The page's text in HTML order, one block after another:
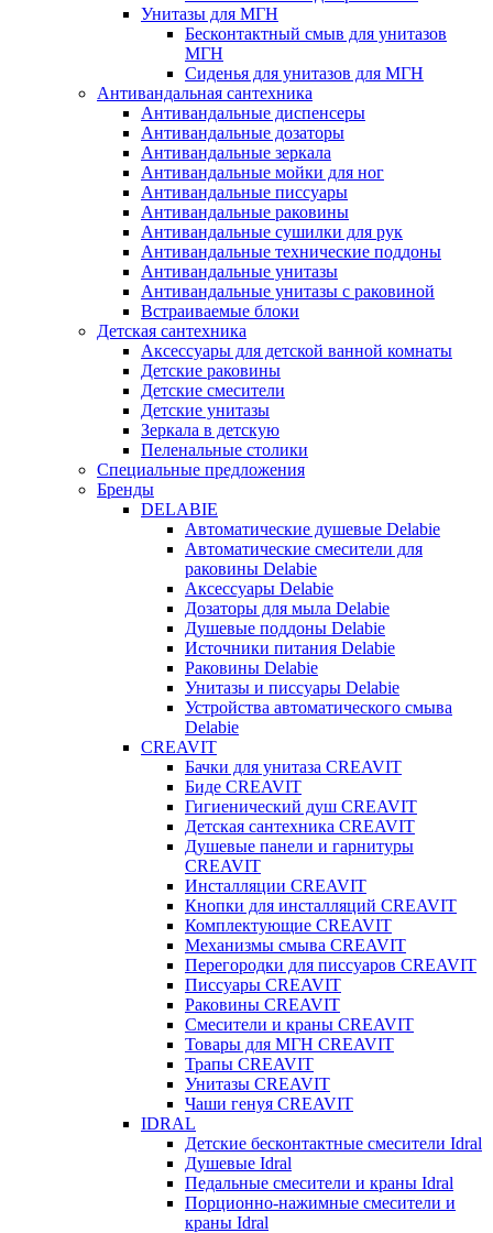
Унитазы для МГН
Бесконтактный смыв для унитазов
МГН
Сиденья для унитазов для МГН
Антивандальная сантехника
Антивандальные диспенсеры
Антивандальные дозаторы
Антивандальные зеркала
Антивандальные мойки для ног
Антивандальные писсуары
Антивандальные раковины
Антивандальные сушилки для рук
Антивандальные технические поддоны
Антивандальные унитазы
Антивандальные унитазы с раковиной
Встраиваемые блоки
Детская сантехника
Аксессуары для детской ванной комнаты
Детские раковины
Детские смесители
Детские унитазы
Зеркала в детскую
Пеленальные столики
Специальные предложения
Бренды
DELABIE
Автоматические душевые Delabie
Автоматические смесители для
раковины Delabie
Аксессуары Delabie
Дозаторы для мыла Delabie
Душевые поддоны Delabie
Источники питания Delabie
Раковины Delabie
Унитазы и писсуары Delabie
Устройства автоматического смыва
Delabie
CREAVIT
Бачки для унитаза CREAVIT
Биде CREAVIT
Гигиенический душ CREAVIT
Детская сантехника CREAVIT
Душевые панели и гарнитуры
CREAVIT
Инсталляции CREAVIT
Кнопки для инсталляций CREAVIT
Комплектующие CREAVIT
Механизмы смыва CREAVIT
Перегородки для писсуаров CREAVIT
Писсуары CREAVIT
Раковины CREAVIT
Смесители и краны CREAVIT
Товары для МГН CREAVIT
Трапы CREAVIT
Унитазы CREAVIT
Чаши генуя CREAVIT
IDRAL
Детские бесконтактные смесители Idral
Душевые Idral
Педальные смесители и краны Idral
Порционно-нажимные смесители и
краны Idral